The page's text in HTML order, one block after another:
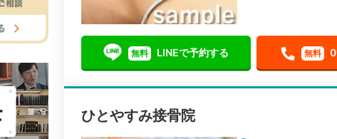
無料 LINEで予約する 無料
ひとやすみ接骨院